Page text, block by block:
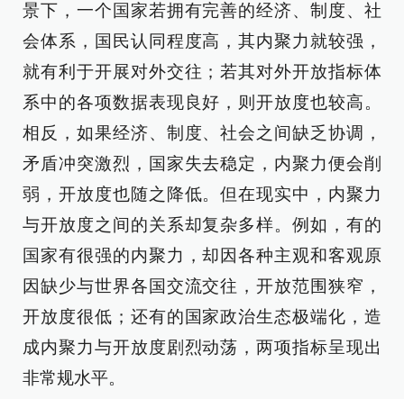
景下，一个国家若拥有完善的经济、制度、社
会体系，国民认同程度高，其内聚力就较强，
就有利于开展对外交往；若其对外开放指标体
系中的各项数据表现良好，则开放度也较高。
相反，如果经济、制度、社会之间缺乏协调，
矛盾冲突激烈，国家失去稳定，内聚力便会削
弱，开放度也随之降低。但在现实中，内聚力
与开放度之间的关系却复杂多样。例如，有的
国家有很强的内聚力，却因各种主观和客观原
因缺少与世界各国交流交往，开放范围狭窄，
开放度很低；还有的国家政治生态极端化，造
成内聚力与开放度剧烈动荡，两项指标呈现出
非常规水平。